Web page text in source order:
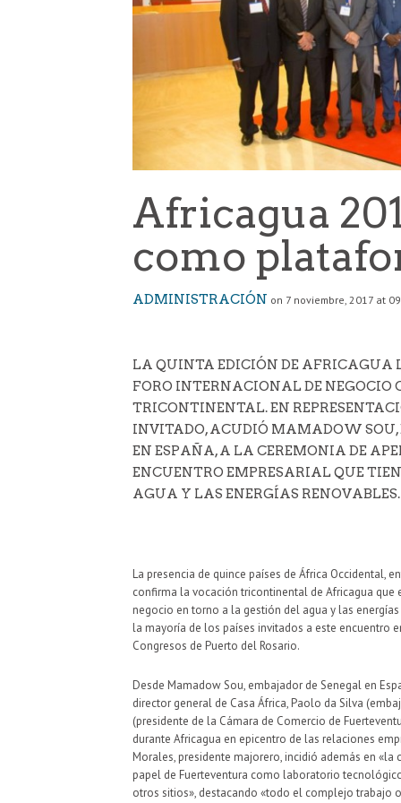
Africagua
como
ADMINISTRACIÓN on 7 noviembre, 2017 at
LA QUINTA EDICIÓN DE AFRICAGUA
FORO INTERNACIONAL DE NEGOCIO
TRICONTINENTAL. EN
INVITADO, ACUDIÓ MAMADOW SOU,
EN ESPAÑA, A LA CEREMONIA DE
ENCUENTRO EMPRESARIAL QUE
AGUA Y LAS ENERGÍAS RENOVABLES.
La presencia de quince países de África Occidental,
confirma la vocación tricontinental de Africagua
negocio en torno a la gestión del agua y las
la mayoría de los países invitados a este encuentro
Congresos de Puerto del Rosario.
Desde Mamadow Sou, embajador de Senegal en
director general de Casa África, Paolo da Silva
(presidente de la Cámara de Comercio de
durante Africagua en epicentro de las relaciones
Morales, presidente majorero, incidió además en
papel de Fuerteventura como laboratorio
otros sitios», destacando «todo el complejo trabajo